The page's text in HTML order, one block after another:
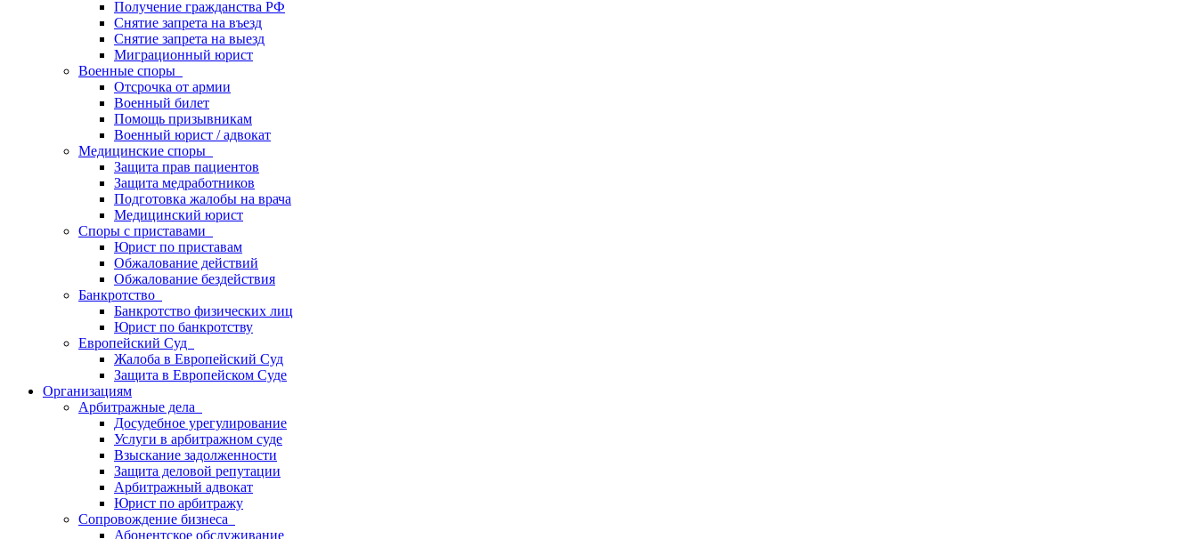
Получение гражданства РФ
Снятие запрета на въезд
Снятие запрета на выезд
Миграционный юрист
Военные споры
Отсрочка от армии
Военный билет
Помощь призывникам
Военный юрист / адвокат
Медицинские споры
Защита прав пациентов
Защита медработников
Подготовка жалобы на врача
Медицинский юрист
Споры с приставами
Юрист по приставам
Обжалование действий
Обжалование бездействия
Банкротство
Банкротство физических лиц
Юрист по банкротству
Европейский Суд
Жалоба в Европейский Суд
Защита в Европейском Суде
Организациям
Арбитражные дела
Досудебное урегулирование
Услуги в арбитражном суде
Взыскание задолженности
Защита деловой репутации
Арбитражный адвокат
Юрист по арбитражу
Сопровождение бизнеса
Абонентское обслуживание